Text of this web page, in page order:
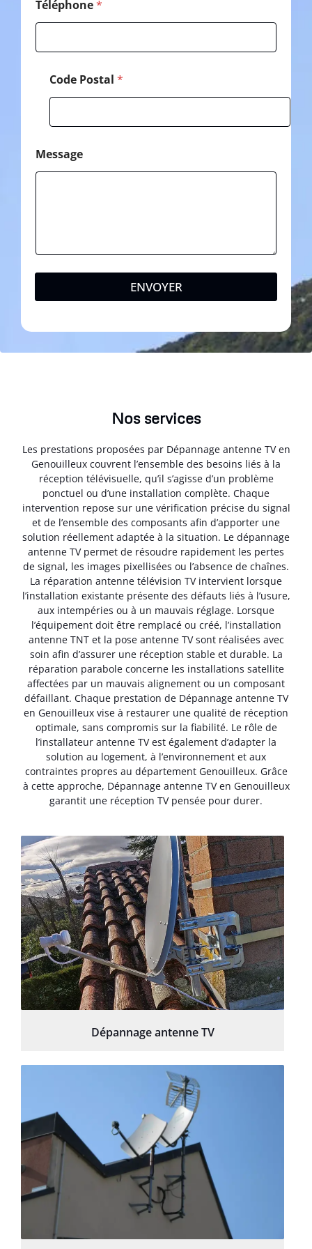
Téléphone*
Code Postal *
Message
ENVOYER
Nos services
Les prestations proposées par Dépannage antenne TV en
Genouilleux couvrent l’ensemble des besoins liés à la
réception télévisuelle, qu’il s’agisse d’un problème
ponctuel ou d’une installation complète. Chaque
intervention repose sur une vérification précise du signal
et de l’ensemble des composants afin d’apporter une
solution réellement adaptée à la situation. Le dépannage
antenne TV permet de résoudre rapidement les pertes
de signal, les images pixellisées ou l’absence de chaînes.
La réparation antenne télévision TV intervient lorsque
l’installation existante présente des défauts liés à l’usure,
aux intempéries ou à un mauvais réglage. Lorsque
l’équipement doit être remplacé ou créé, l’installation
antenne TNT et la pose antenne TV sont réalisées avec
soin afin d’assurer une réception stable et durable. La
réparation parabole concerne les installations satellite
affectées par un mauvais alignement ou un composant
défaillant. Chaque prestation de Dépannage antenne TV
en Genouilleux vise à restaurer une qualité de réception
optimale, sans compromis sur la fiabilité. Le rôle de
l’installateur antenne TV est également d’adapter la
solution au logement, à l’environnement et aux
contraintes propres au département Genouilleux. Grâce
à cette approche, Dépannage antenne TV en Genouilleux
garantit une réception TV pensée pour durer.
Dépannage antenne TV